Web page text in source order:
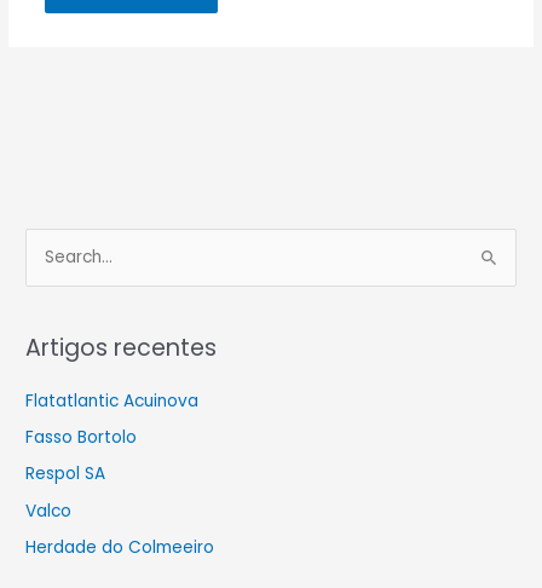
e
r
c
r
:
Artigos recentes
Flatatlantic Acuinova
Fasso Bortolo
Respol SA
Valco
Herdade do Colmeeiro